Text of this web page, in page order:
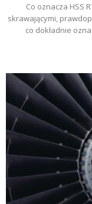
Co oznacza HSS
skrawającymi,
co dokładnie